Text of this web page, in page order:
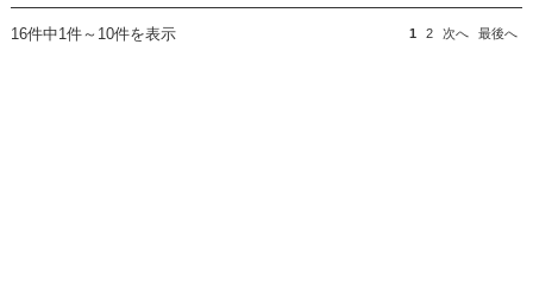
16件中1件～10件を表示 1 2 次へ 最後へ